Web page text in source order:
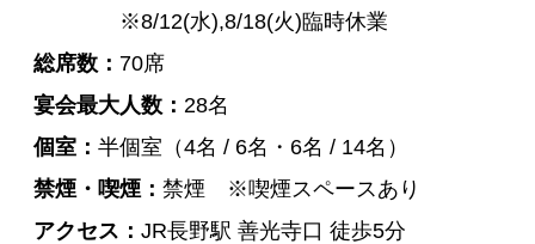
※8/12(水),8/18(火)臨時休業
総席数
70席
宴会最大人数
28名
個室
半個室（4名 / 6名・6名 / 14名）
禁煙・喫煙
禁煙 ※喫煙スペースあり
アクセス
JR長野駅 善光寺口 徒歩5分